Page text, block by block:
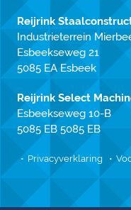
Reijrink
Industrieterrein
Esbeekseweg 21
5085 EA Esbeek
Reijrink Select
Esbeekseweg 10-B
5085 EB 5085 EB
Privacyverklaring